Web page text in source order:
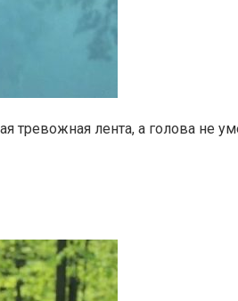
тревожная лента, а голова не